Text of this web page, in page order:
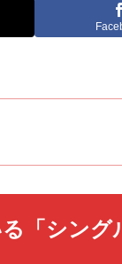
「シング